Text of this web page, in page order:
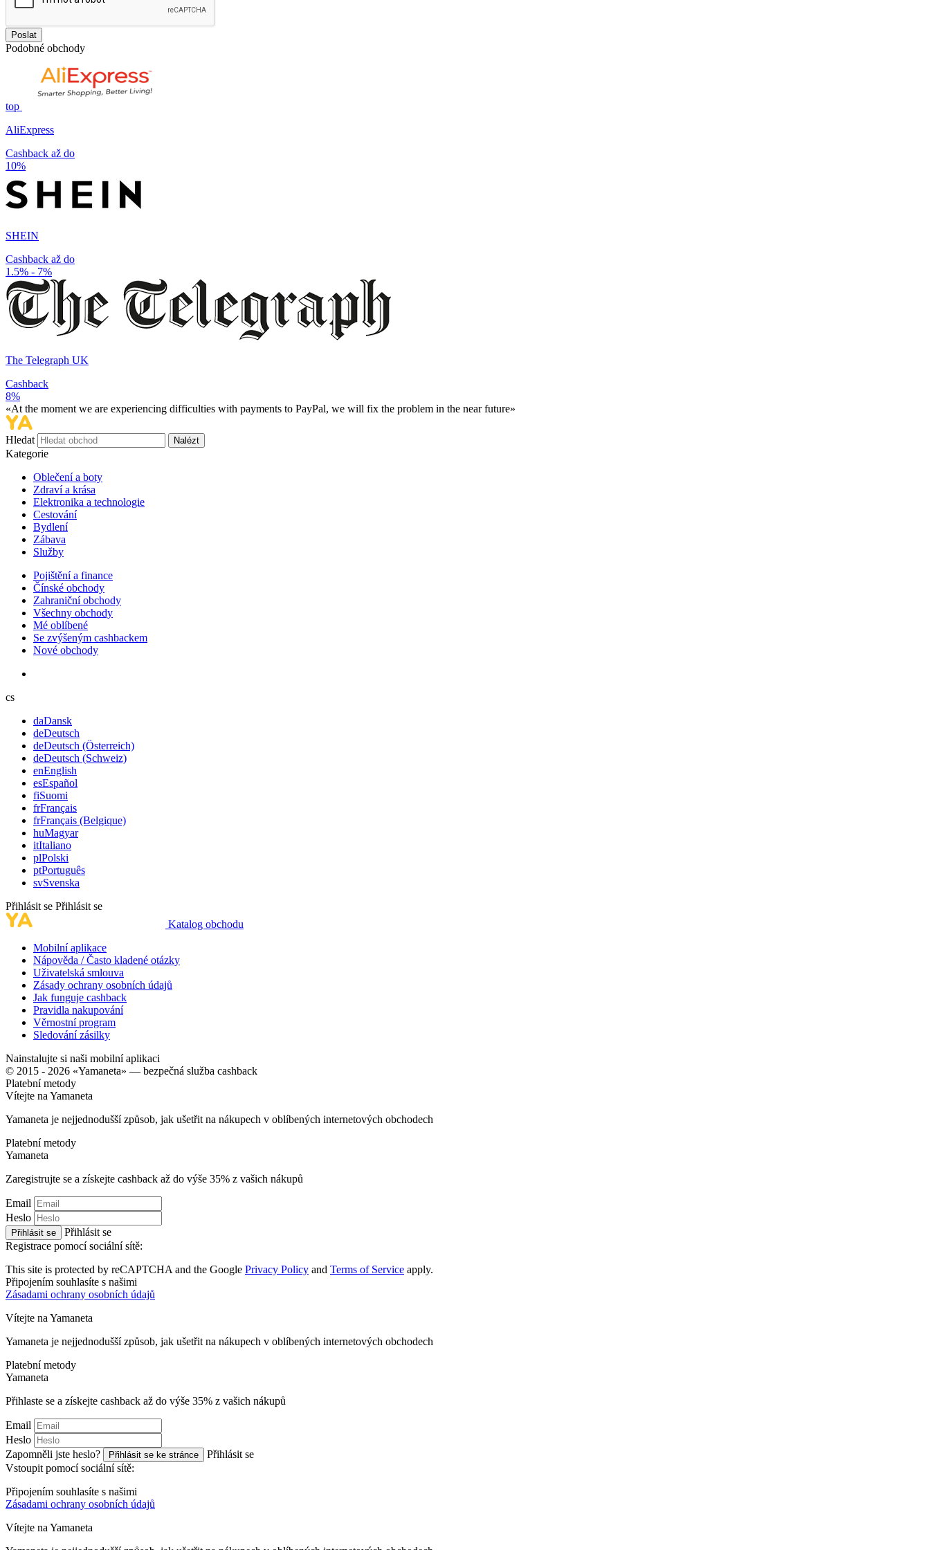
Poslat
Podobné obchody
top
AliExpress
Cashback až do
10%
SHEIN
Cashback až do
1.5% - 7%
The Telegraph UK
Cashback
8%
«At the moment we are experiencing difficulties with payments to PayPal, we will fix the problem in the near future»
Hledat Nalézt
Kategorie
Oblečení a boty
Zdraví a krása
Elektronika a technologie
Cestování
Bydlení
Zábava
Služby
Pojištění a finance
Čínské obchody
Zahraniční obchody
Všechny obchody
Mé oblíbené
Se zvýšeným cashbackem
Nové obchody
cs
daDansk
deDeutsch
deDeutsch (Österreich)
deDeutsch (Schweiz)
enEnglish
esEspañol
fiSuomi
frFrançais
frFrançais (Belgique)
huMagyar
itItaliano
plPolski
ptPortuguês
svSvenska
Přihlásit se Přihlásit se
Katalog obchodu
Mobilní aplikace
Nápověda / Často kladené otázky
Uživatelská smlouva
Zásady ochrany osobních údajů
Jak funguje cashback
Pravidla nakupování
Věrnostní program
Sledování zásilky
Nainstalujte si naši mobilní aplikaci
© 2015 - 2026 «Yamaneta» — bezpečná služba cashback
Platební metody
Vítejte na Yamaneta
Yamaneta je nejjednodušší způsob, jak ušetřit na nákupech v oblíbených internetových obchodech
Platební metody
Yamaneta
Zaregistrujte se a získejte cashback až do výše 35% z vašich nákupů
Email
Heslo
Přihlásit se
Přihlásit se
Registrace pomocí sociální sítě:
This site is protected by reCAPTCHA and the Google Privacy Policy and Terms of Service apply.
Připojením souhlasíte s našimi
Zásadami ochrany osobních údajů
Vítejte na Yamaneta
Yamaneta je nejjednodušší způsob, jak ušetřit na nákupech v oblíbených internetových obchodech
Platební metody
Yamaneta
Přihlaste se a získejte cashback až do výše 35% z vašich nákupů
Email
Heslo
Zapomněli jste heslo?
Přihlásit se ke stránce
Přihlásit se
Vstoupit pomocí sociální sítě:
Připojením souhlasíte s našimi
Zásadami ochrany osobních údajů
Vítejte na Yamaneta